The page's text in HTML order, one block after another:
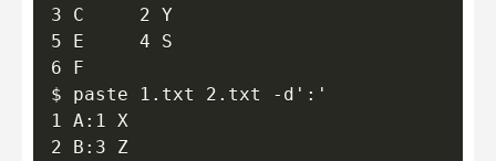
3 C     2 Y
5 E     4 S
6 F
$ paste 1.txt 2.txt -d':'
1 A:1 X
2 B:3 Z